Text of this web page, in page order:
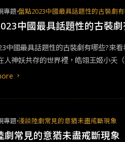
死刑，讓原以為能夠成功洗清冤名的
久彌新呀！大家還有推薦其他好哭的電
專題 盤點2023中國最具話題性的古裝劇
中國最具話題性的古裝劇
中國最具話題性的古裝劇有哪些?來
人神妖共存的世界裡，皓翎王姬小夭
的九命相柳（檀健次飾）。之後與小
面名台詞，也是近幾年最貼合原著作
考量上的取捨，但仍有不少書粉對此
有名。2023上半年，中國線上視頻平
專題 淺談陸劇常見的意猶未盡戒斷現象
劇常見的意猶未盡戒斷現象